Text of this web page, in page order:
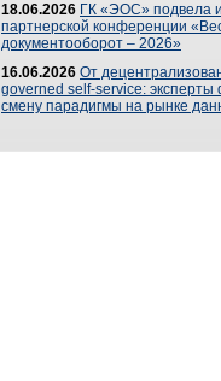
18.06.2026 ГК «ЭОС» подвела
партнерской конференции
документооборот – 2026»
16.06.2026 От
governed self-service: эксперты
смену парадигмы на рынке